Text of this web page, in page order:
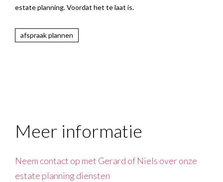
estate planning. Voordat het te laat is.
afspraak plannen
Meer informatie
Neem contact op met Gerard of Niels over onze
estate planning diensten